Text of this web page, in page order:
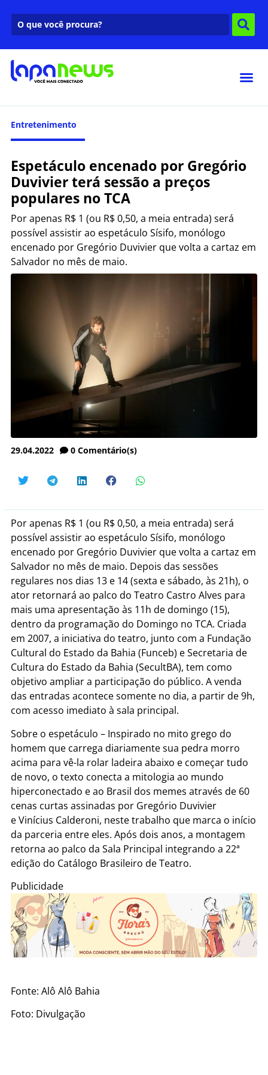
Entretenimento
Espetáculo encenado por Gregório
Duvivier terá sessão a preços
populares no TCA
Por apenas R$ 1 (ou R$ 0,50, a meia entrada) será
possível assistir ao espetáculo Sísifo, monólogo
encenado por Gregório Duvivier que volta a cartaz em
Salvador no mês de maio.
29.04.2022 0 Comentário(s)
Por apenas R$ 1 (ou R$ 0,50, a meia entrada) será
possível assistir ao espetáculo Sísifo, monólogo
encenado por Gregório Duvivier que volta a cartaz em
Salvador no mês de maio. Depois das sessões
regulares nos dias 13 e 14 (sexta e sábado, às 21h), o
ator retornará ao palco do Teatro Castro Alves para
mais uma apresentação às 11h de domingo (15),
dentro da programação do Domingo no TCA. Criada
em 2007, a iniciativa do teatro, junto com a Fundação
Cultural do Estado da Bahia (Funceb) e Secretaria de
Cultura do Estado da Bahia (SecultBA), tem como
objetivo ampliar a participação do público. A venda
das entradas acontece somente no dia, a partir de 9h,
com acesso imediato à sala principal.
Sobre o espetáculo – Inspirado no mito grego do
homem que carrega diariamente sua pedra morro
acima para vê-la rolar ladeira abaixo e começar tudo
de novo, o texto conecta a mitologia ao mundo
hiperconectado e ao Brasil dos memes através de 60
cenas curtas assinadas por Gregório Duvivier
e Vinícius Calderoni, neste trabalho que marca o início
da parceria entre eles. Após dois anos, a montagem
retorna ao palco da Sala Principal integrando a 22ª
edição do Catálogo Brasileiro de Teatro.
Publicidade
Fonte: Alô Alô Bahia
Foto: Divulgação